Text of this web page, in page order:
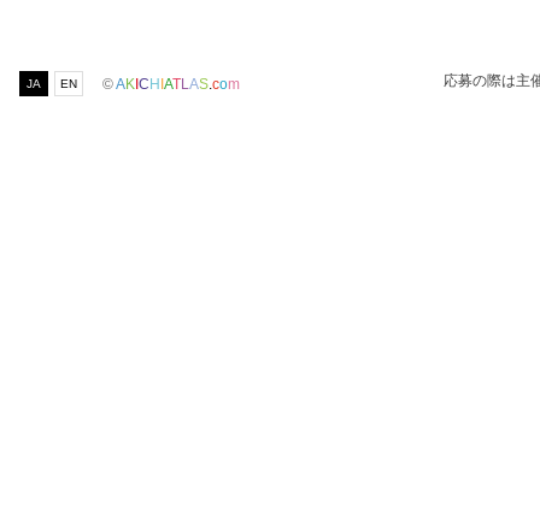
JA EN ©AKICHIATL AS com 応募の際は主